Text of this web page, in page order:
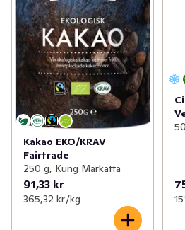
Kakao EKO/KRAV
Fairtrade
250 g, Kung Markatta
91,33 kr
365,32 kr /kg